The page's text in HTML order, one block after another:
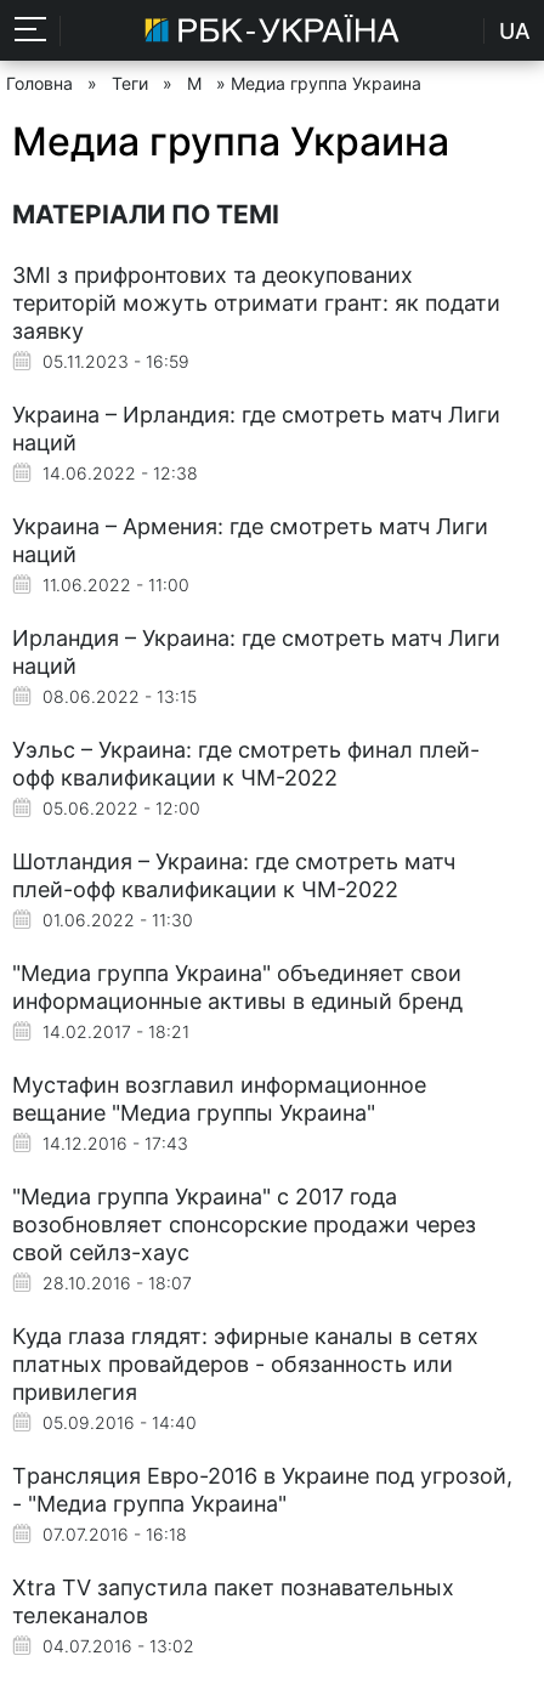
UA
Головна » Теги » М » Медиа группа Украина
Медиа группа Украина
МАТЕРІАЛИ ПО ТЕМІ
ЗМІ з прифронтових та деокупованих
територій можуть отримати грант: як подати
заявку
05.11.2023 - 16:59
Украина – Ирландия: где смотреть матч Лиги
наций
14.06.2022 - 12:38
Украина – Армения: где смотреть матч Лиги
наций
11.06.2022 - 11:00
Ирландия – Украина: где смотреть матч Лиги
наций
08.06.2022 - 13:15
Уэльс – Украина: где смотреть финал плей-
офф квалификации к ЧМ-2022
05.06.2022 - 12:00
Шотландия – Украина: где смотреть матч
плей-офф квалификации к ЧМ-2022
01.06.2022 - 11:30
"Медиа группа Украина" объединяет свои
информационные активы в единый бренд
14.02.2017 - 18:21
Мустафин возглавил информационное
вещание "Медиа группы Украина"
14.12.2016 - 17:43
"Медиа группа Украина" с 2017 года
возобновляет спонсорские продажи через
свой сейлз-хаус
28.10.2016 - 18:07
Куда глаза глядят: эфирные каналы в сетях
платных провайдеров - обязанность или
привилегия
05.09.2016 - 14:40
Трансляция Евро-2016 в Украине под угрозой,
- "Медиа группа Украина"
07.07.2016 - 16:18
Xtra TV запустила пакет познавательных
телеканалов
04.07.2016 - 13:02